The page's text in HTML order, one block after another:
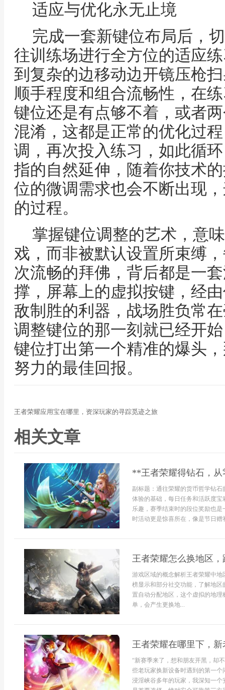
适应与优化永无止境
完成一套新键位布局后，
往训练场进行全方位的适应
到复杂的边移动边开镜压枪
顺手程度和组合流畅性，在
键位还是有点够不着，或者
混淆，这都是正常的优化过
调，再次投入练习，如此循
指的自然延伸，随着你技术
位的微调需求也会不断出现
的过程。
掌握键位调整的艺术，意
戏，而非被默认设置所束缚
次流畅的拜佛，背后都是一
撑，屏幕上的虚拟按键，经
敌制胜的利器，战场胜负常
调整键位的那一刻就已经开
键位打出第一个精准的爆头
努力的最佳回报。
王者荣耀应用宝在哪里，资深玩家的寻踪觅迹之旅
相关文章
**王者荣耀得钻石，
副标题：通往荣耀的货币哲学钻
体验的基础，每日任务和活跃度
乐趣，赛季结束时的段位奖励也
时活动更是惊喜所在，像是节日
王者荣耀怎么换地区
游戏区域的概念解析王者荣耀中
榜显示和部分社交功能，了解地
置自动分配地区，这个虚拟的地
单，会产生更换地...
王者荣耀在哪里下，
“新赛季来了，想和朋友开黑，却
些老玩家换新设备时遇到的第一
浸淫峡谷多年的玩家，我深知一